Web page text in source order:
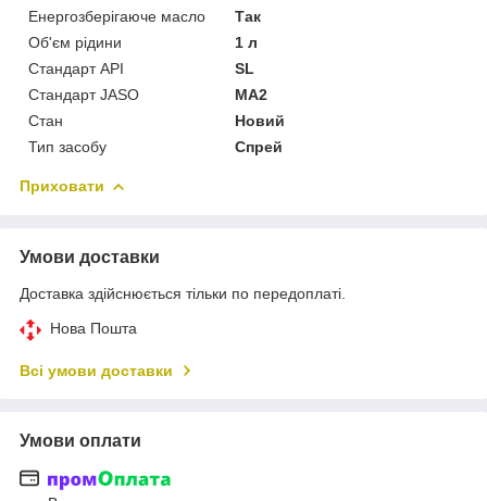
Енергозберігаюче масло
Так
Об'єм рідини
1 л
Стандарт API
SL
Стандарт JASO
MA2
Стан
Новий
Тип засобу
Спрей
Приховати
Умови доставки
Доставка здійснюється тільки по передоплаті.
Нова Пошта
Всі умови доставки
Умови оплати